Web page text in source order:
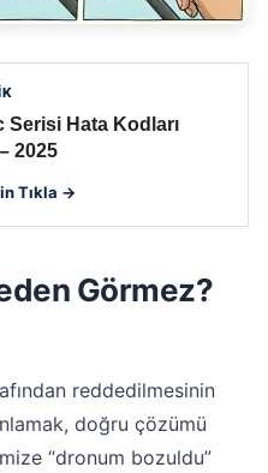
Serisi Hata Kodları
2025
Tıkla →
Görmez?
reddedilmesinin
doğru çözümü
“dronum bozuldu”